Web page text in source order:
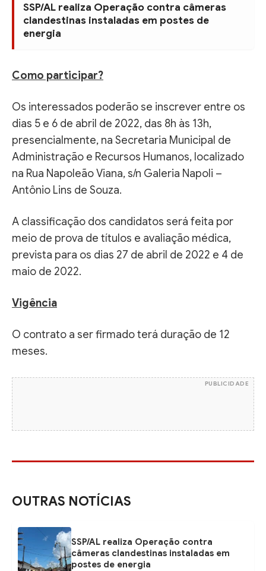
SSP/AL realiza Operação contra câmeras
clandestinas instaladas em postes de
energia
Como participar?
Os interessados poderão se inscrever entre os
dias 5 e 6 de abril de 2022, das 8h às 13h,
presencialmente, na Secretaria Municipal de
Administração e Recursos Humanos, localizado
na Rua Napoleão Viana, s/n Galeria Napoli –
Antônio Lins de Souza.
A classificação dos candidatos será feita por
meio de prova de títulos e avaliação médica,
prevista para os dias 27 de abril de 2022 e 4 de
maio de 2022.
Vigência
O contrato a ser firmado terá duração de 12
meses.
PUBLICIDADE
OUTRAS NOTÍCIAS
SSP/AL realiza Operação contra
câmeras clandestinas instaladas em
postes de energia